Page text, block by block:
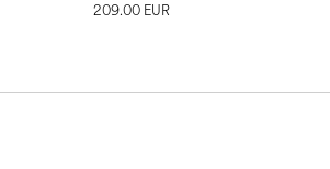
209.00 EUR